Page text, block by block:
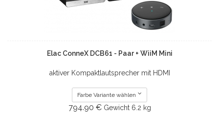
Elac ConneX DCB61 - Paar + WiiM Mini
aktiver Kompaktlautsprecher mit HDMI
Farbe Variante wählen
794.90 € Gewicht 6.2 kg